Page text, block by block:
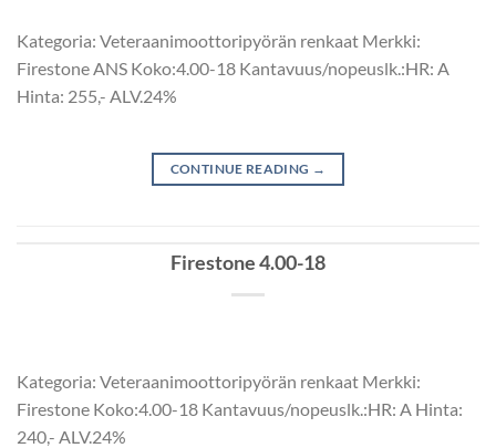
Kategoria: Veteraanimoottoripyörän renkaat Merkki:
Firestone ANS Koko:4.00-18 Kantavuus/nopeuslk.:HR: A
Hinta: 255,- ALV.24%
CONTINUE READING →
Firestone 4.00-18
Kategoria: Veteraanimoottoripyörän renkaat Merkki:
Firestone Koko:4.00-18 Kantavuus/nopeuslk.:HR: A Hinta:
240,- ALV.24%